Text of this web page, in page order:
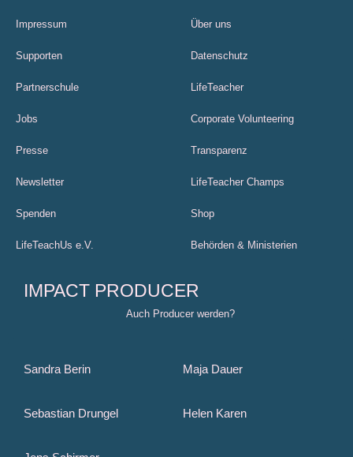
Impressum Über uns
Supporten Datenschutz
Partnerschule LifeTeacher
Jobs Corporate Volunteering
Presse Transparenz
Newsletter LifeTeacher Champs
Spenden Shop
LifeTeachUs e.V. Behörden & Ministerien
IMPACT PRODUCER
Auch Producer werden?
Sandra Berin Maja Dauer
Sebastian Drungel Helen Karen